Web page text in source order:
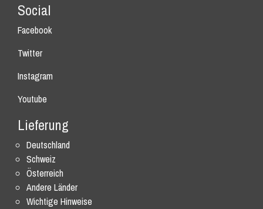
Social
Facebook
Twitter
Instagram
Youtube
Lieferung
Deutschland
Schweiz
Österreich
Andere Länder
Wichtige Hinweise